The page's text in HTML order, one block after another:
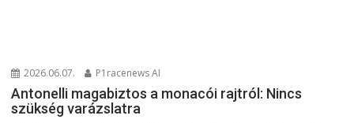
2026.06.07. P1racenews AI
Antonelli magabiztos a monacói rajtról: Nincs
szükség varázslatra